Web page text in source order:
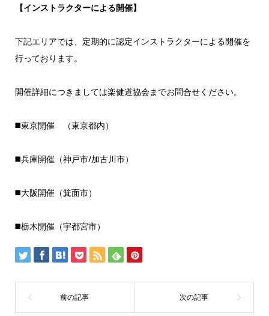
【インストラクターによる開催】
下記エリアでは、定期的に認定インストラクターによる開催を
行っております。
開催詳細につきましては楽健道協会までお問合せください。
◼️東京開催 （東京都内）
◼️兵庫開催（神戸市/加古川市）
◼️大阪開催（箕面市）
◼️栃木開催（宇都宮市）